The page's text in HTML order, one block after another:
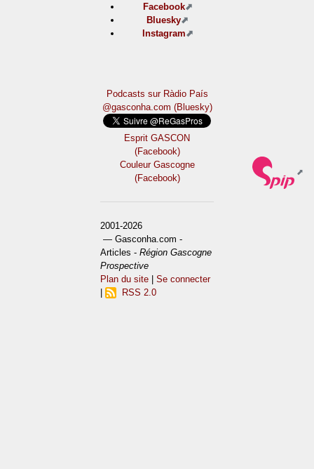
Facebook
Bluesky
Instagram
Podcasts sur Ràdio País
@gasconha.com (Bluesky)
Esprit GASCON
(Facebook)
Couleur Gascogne
(Facebook)
2001-2026
— Gasconha.com -
Articles -Région Gascogne
Prospective
Plan du site |Se connecter
RSS 2.0